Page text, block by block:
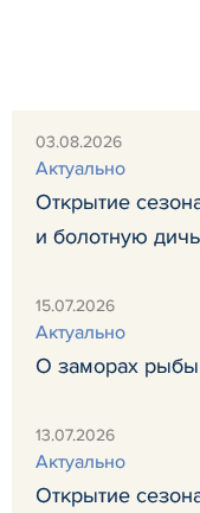
03.08.2026
Актуально
Открытие
и болотную дичь
15.07.2026
Актуально
О заморах рыбы
13.07.2026
Актуально
Открытие